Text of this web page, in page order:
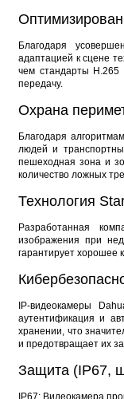
Благодаря
адаптацией к сцене
чем стандарты H.265
передачу.
Охрана
Благодаря
людей и
пешеходная зона и
количество ложных
Технология
Разработанная
изображения при
гарантирует хорошее
IP-видеокамеры
аутентификация и
хранении, что
и предотвращает их
Защита (IP67,
IP67: Видеокамера